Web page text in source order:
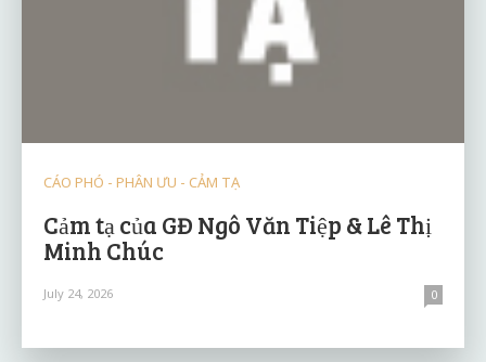
CÁO PHÓ - PHÂN ƯU - CẢM TẠ
Cảm tạ của GĐ Ngô Văn Tiệp & Lê Thị
Minh Chúc
July 24, 2026 0